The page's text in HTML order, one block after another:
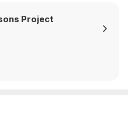
있으며, 동영상이 없는 경우 교
않은 경우가 있습니다. 디스크
Project